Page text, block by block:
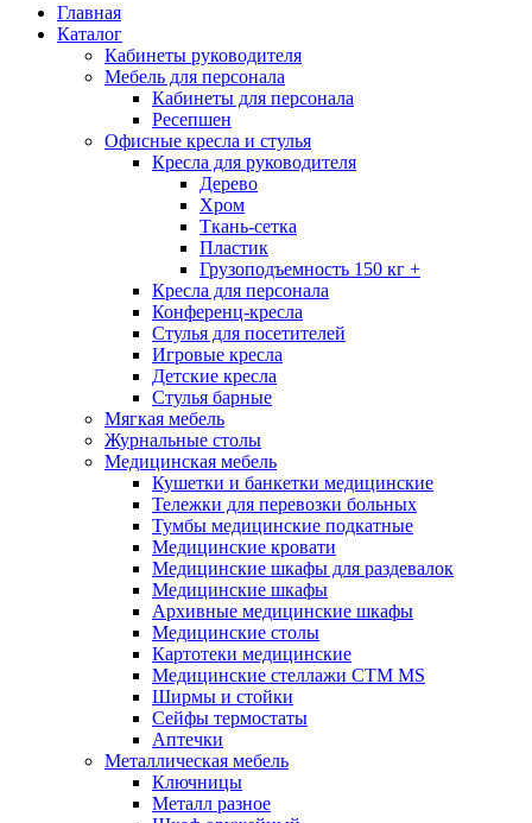
Главная
Каталог
Кабинеты руководителя
Мебель для персонала
Кабинеты для персонала
Ресепшен
Офисные кресла и стулья
Кресла для руководителя
Дерево
Хром
Ткань-сетка
Пластик
Грузоподъемность 150 кг +
Кресла для персонала
Конференц-кресла
Стулья для посетителей
Игровые кресла
Детские кресла
Стулья барные
Мягкая мебель
Журнальные столы
Медицинская мебель
Кушетки и банкетки медицинские
Тележки для перевозки больных
Тумбы медицинские подкатные
Медицинские кровати
Медицинские шкафы для раздевалок
Медицинские шкафы
Архивные медицинские шкафы
Медицинские столы
Картотеки медицинские
Медицинские стеллажи CTM MS
Ширмы и стойки
Сейфы термостаты
Аптечки
Металлическая мебель
Ключницы
Металл разное